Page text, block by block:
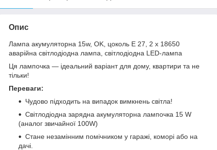
Опис
Лампа акумуляторна 15w, OK, цоколь Е 27, 2 x 18650
аварійна світлодіодна лампа, світлодіодна LED-лампа
Ця лампочка — ідеальний варіант для дому, квартири та не
тільки!
Переваги:
Чудово підходить на випадок вимкнень світла!
Світлодіодна зарядна акумуляторна лампочка 15 W
(аналог звичайної 100W)
Стане незамінним помічником у гаражі, коморі або на
дачі.